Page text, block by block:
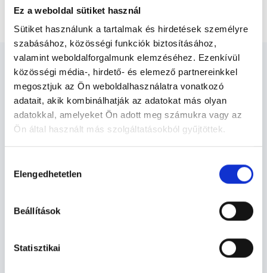
Ez a weboldal sütiket használ
Sütiket használunk a tartalmak és hirdetések személyre
szabásához, közösségi funkciók biztosításához,
valamint weboldalforgalmunk elemzéséhez. Ezenkívül
közösségi média-, hirdető- és elemező partnereinkkel
megosztjuk az Ön weboldalhasználatra vonatkozó
adatait, akik kombinálhatják az adatokat más olyan
adatokkal, amelyeket Ön adott meg számukra vagy az
Ön által használt más szolgáltatásokból gyűjtöttek.
szabályzat:https://foglaljorvost.hu/info/foglaljorvost-
kiválasztása
Elengedhetetlen
Beállítások
Statisztikai
Rosszindulatú daganat műtéti eltávolítása lézerrel
Sebész - Sebészet
SZAKTERÜLETEK
Szolgáltatások